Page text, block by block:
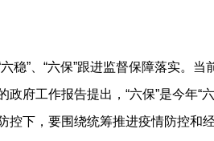
”、“六保”跟进监督保障落实。当
政府工作报告提出，“六保”是今年“
控下，要围绕统筹推进疫情防控和